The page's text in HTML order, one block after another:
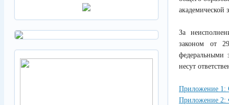
академической
За
законом от
федеральными
несут
Приложение 1:
Приложение 2: